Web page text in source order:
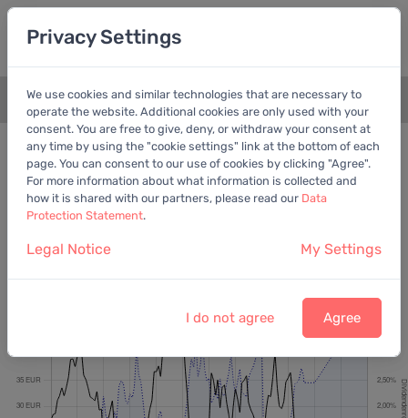
+
Bewertungschart Dividende
Empfohlen: EV/EBITDA
Jungheinrich AG 25,58 EUR vom7.8.2026
Privacy Settings
We use cookies and similar technologies that are necessary to
operate the website. Additional cookies are only used with your
consent. You are free to give, deny, or withdraw your consent at
any time by using the "cookie settings" link at the bottom of each
page. You can consent to our use of cookies by clicking "Agree".
For more information about what information is collected and
how it is shared with our partners, please read our Data
Protection Statement.
Legal Notice My Settings
I do not agree Agree